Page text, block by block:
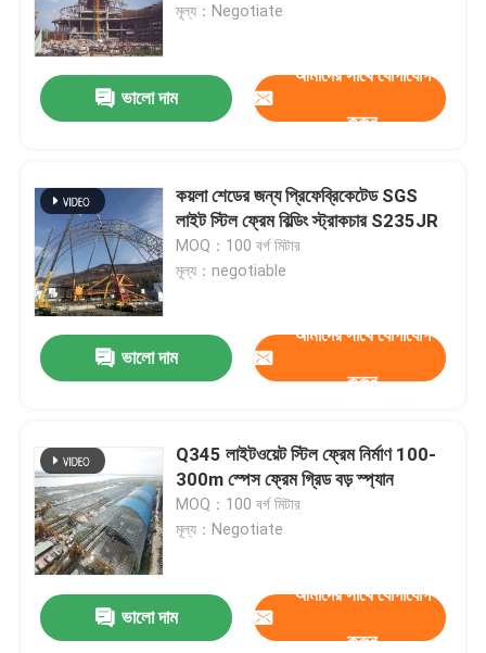
মূল্য：Negotiate
ভালো দাম
আমাদের সাথে যোগাযোগ
করুন
কয়লা শেডের জন্য প্রিফেব্রিকেটেড SGS
লাইট স্টিল ফ্রেম বিল্ডিং স্ট্রাকচার S235JR
MOQ：100 বর্গ মিটার
মূল্য：negotiable
ভালো দাম
আমাদের সাথে যোগাযোগ
করুন
Q345 লাইটওয়েট স্টিল ফ্রেম নির্মাণ 100-
300m স্পেস ফ্রেম গ্রিড বড় স্প্যান
MOQ：100 বর্গ মিটার
মূল্য：Negotiate
ভালো দাম
আমাদের সাথে যোগাযোগ
করুন